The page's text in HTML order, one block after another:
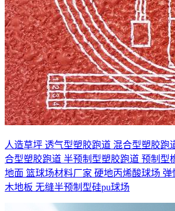
人造草坪 透气型塑胶跑道 混合型塑胶跑
合型塑胶跑道 半预制型塑胶跑道 预制型
地面 篮球场材料厂家 硬地丙烯酸球场 弹
木地板 无缝半预制型硅pu球场